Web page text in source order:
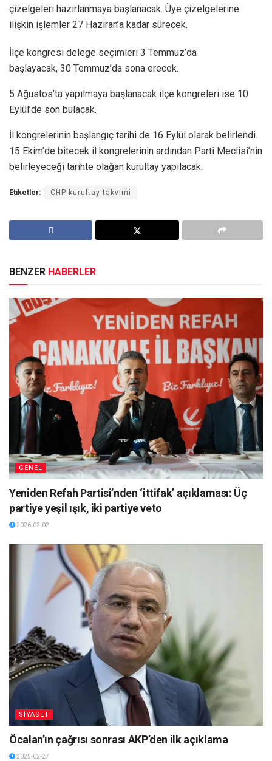
çizelgeleri hazırlanmaya başlanacak. Üye çizelgelerine
ilişkin işlemler 27 Haziran’a kadar sürecek.
İlçe kongresi delege seçimleri 3 Temmuz’da
başlayacak, 30 Temmuz’da sona erecek.
5 Ağustos’ta yapılmaya başlanacak ilçe kongreleri ise 10
Eylül’de son bulacak.
İl kongrelerinin başlangıç tarihi de 16 Eylül olarak belirlendi.
15 Ekim’de bitecek il kongrelerinin ardından Parti Meclisi’nin
belirleyeceği tarihte olağan kurultay yapılacak.
Etiketler: CHP kurultay takvimi
BENZER HABERLER
GENEL
Yeniden Refah Partisi’nden ‘ittifak’ açıklaması: Üç
partiye yeşil ışık, iki partiye veto
2026-02-02
SİYASET
Öcalan’ın çağrısı sonrası AKP’den ilk açıklama
2025-02-27